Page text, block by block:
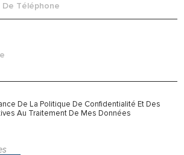
De La Politique De Confidentialité Et Des
Au Traitement De Mes Données